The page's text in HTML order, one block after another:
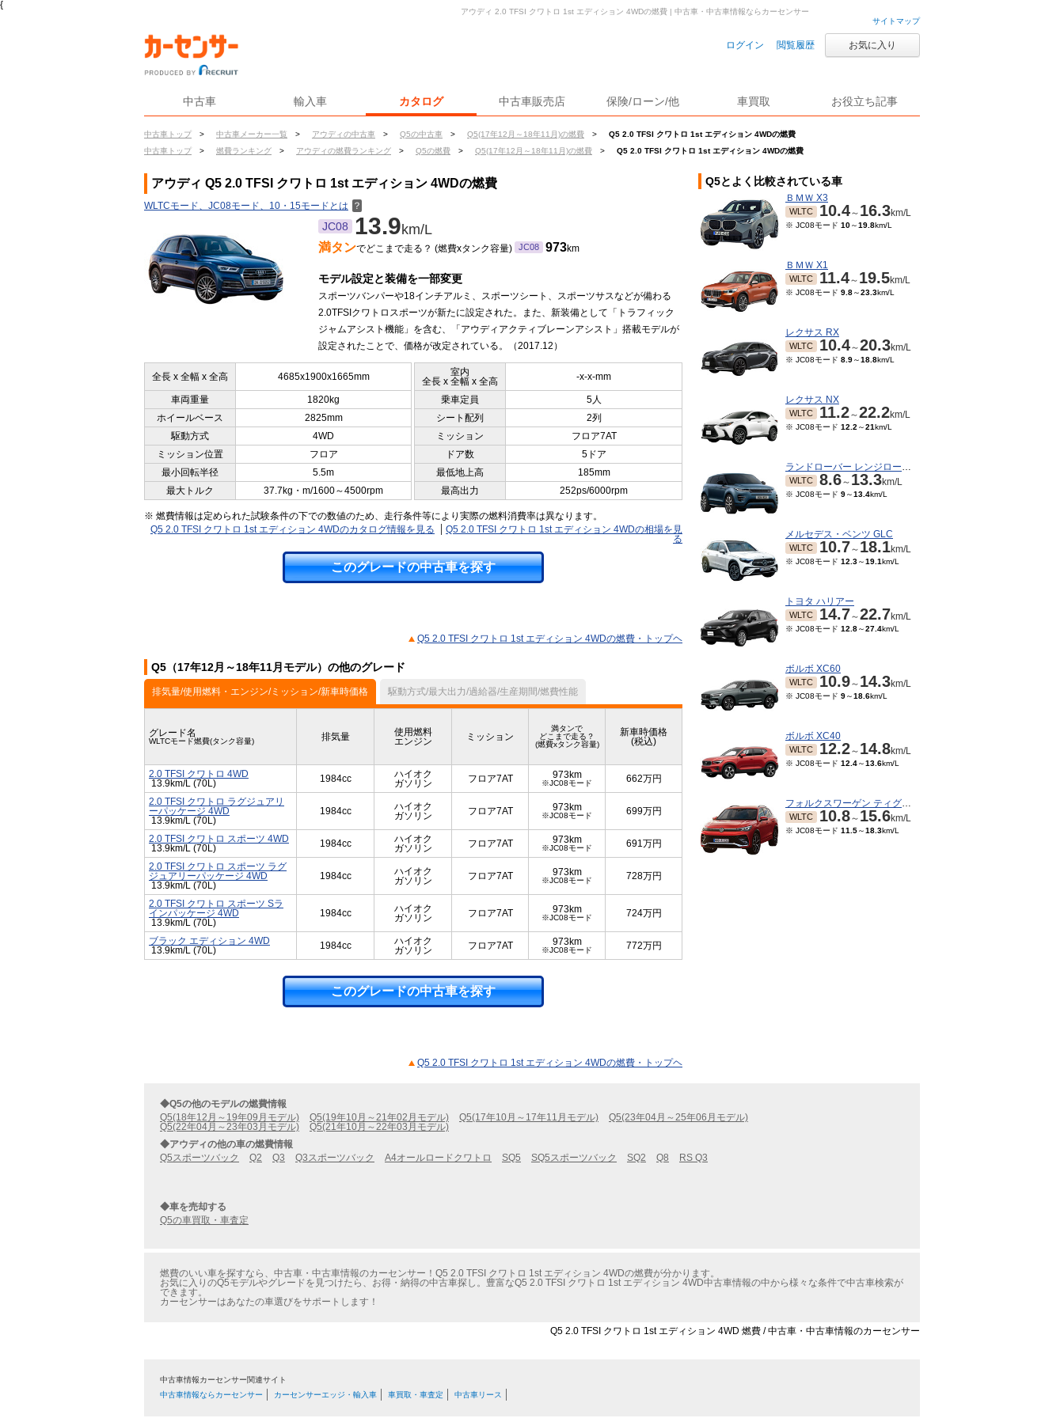
{
サイトマップ
ログイン 閲覧履歴 お気に入り
中古車 輸入車 カタログ 中古車販売店 保険/ローン/他 車買取 お役立ち記事
中古車トップ > 中古車メーカー一覧 > アウディの中古車 > Q5の中古車 > Q5(17年12月～18年11月)の燃費 >
Q5 2.0 TFSI クワトロ 1st エディション 4WDの燃費
中古車トップ
> 燃費ランキング > アウディの燃費ランキング > Q5の燃費 > Q5(17年12月～18年11月)の燃費 > Q5 2.0 TFSI クワトロ 1st エディション 4WDの燃費
アウディ 2.0 TFSI クワトロ 1st エディション 4WDの燃費 | 中古車・中古車情報ならカーセンサー
アウディ Q5 2.0 TFSI クワトロ 1st エディション 4WDの燃費
WLTCモード、JC08モード、10・15モードとは ？
JC08 13.9km/L
満タンでどこまで走る？ (燃費xタンク容量) JC08 973km
モデル設定と装備を一部変更
スポーツバンパーや18インチアルミ、スポーツシート、スポーツサスなどが備わる
2.0TFSIクワトロスポーツが新たに設定された。また、新装備として「トラフィック
ジャムアシスト機能」を含む、「アウディアクティブレーンアシスト」搭載モデルが
設定されたことで、価格が改定されている。（2017.12）
全長 x 全幅 x 全高 4685x1900x1665mm
室内
全長 x 全幅 x 全高
-x-x-mm
車両重量 1820kg 乗車定員
5人
ホイールベース
2825mm シート配列
2列
駆動方式
4WD ミッション
フロア7AT
ミッション位置
フロア ドア数
5ドア
最小回転半径
5.5m 最低地上高
185mm
最大トルク
37.7kg・m/1600～4500rpm 最高出力 252ps/6000rpm
※ 燃費情報は定められた試験条件の下での数値のため、走行条件等により実際の燃料消費率は異なります。
Q5 2.0 TFSI クワトロ 1st エディション 4WDのカタログ情報を見る
Q5 2.0 TFSI クワトロ 1st エディション 4WDの相場を見
る
このグレードの中古車を探す
Q5 2.0 TFSI クワトロ 1st エディション 4WDの燃費・トップヘ
Q5（17年12月～18年11月モデル）の他のグレード
排気量/使用燃料・エンジン/ミッション/新車時価格 駆動方式/最大出力/過給器/生産期間/燃費性能
グレード名
WLTCモード燃費(タンク容量) 排気量
使用燃料
エンジン
ミッション
満タンで
どこまで走る？
(燃費xタンク容量)
新車時価格
(税込)
2.0 TFSI クワトロ 4WD
13.9km/L (70L)
1984cc
ハイオク
ガソリン
フロア7AT 973km
※JC08モード 662万円
2.0 TFSI クワトロ ラグジュアリ
ーパッケージ 4WD
13.9km/L (70L)
1984cc
ハイオク
ガソリン
フロア7AT 973km
※JC08モード 699万円
2.0 TFSI クワトロ スポーツ 4WD
13.9km/L (70L)
1984cc
ハイオク
ガソリン
フロア7AT 973km
※JC08モード 691万円
2.0 TFSI クワトロ スポーツ ラグ
ジュアリーパッケージ 4WD
13.9km/L (70L)
1984cc
ハイオク
ガソリン
フロア7AT 973km
※JC08モード 728万円
2.0 TFSI クワトロ スポーツ Sラ
インパッケージ 4WD
13.9km/L (70L)
1984cc
ハイオク
ガソリン
フロア7AT 973km
※JC08モード 724万円
ブラック エディション 4WD
13.9km/L (70L)
1984cc
ハイオク
ガソリン
フロア7AT 973km
※JC08モード 772万円
このグレードの中古車を探す
Q5 2.0 TFSI クワトロ 1st エディション 4WDの燃費・トップヘ
Q5とよく比較されている車
ＢＭＷ X3
WLTC 10.4～ 16.3km/L
※ JC08モード 10～19.8km/L
ＢＭＷ X1
WLTC 11.4～ 19.5km/L
※ JC08モード 9.8～23.3km/L
レクサス RX
WLTC 10.4～20.3km/L
※ JC08モード 8.9～18.8km/L
レクサス NX
WLTC 11.2～22.2km/L
※ JC08モード 12.2 ～21km/L
ランドローバー レンジローバーイヴォーク
WLTC 8.6～ 13.3km/L
※ JC08モード 9～13.4km/L
メルセデス・ベンツ GLC
WLTC 10.7～ 18.1km/L
※ JC08モード 12.3～19.1km/L
トヨタ ハリアー
WLTC 14.7～22.7km/L
※ JC08モード 12.8～27.4km/L
ボルボ XC60
WLTC 10.9～ 14.3km/L
※ JC08モード 9～18.6km/L
ボルボ XC40
WLTC 12.2～ 14.8km/L
※ JC08モード 12.4～13.6km/L
フォルクスワーゲン ティグアン
WLTC 10.8～ 15.6km/L
※ JC08モード 11.5～18.3km/L
◆Q5の他のモデルの燃費情報
Q5(18年12月～19年09月モデル)
Q5(19年10月～21年02月モデル) Q5(17年10月～17年11月モデル)
Q5(23年04月～25年06月モデル)
Q5(22年04月～23年03月モデル)
Q5(21年10月～22年03月モデル)
◆アウディの他の車の燃費情報
Q5スポーツバック
Q2 Q3 Q3スポーツバック A4オールロードクワトロ SQ5 SQ5スポーツバック SQ2 Q8 RS Q3
◆車を売却する
Q5の車買取・車査定
燃費のいい車を探すなら、中古車・中古車情報のカーセンサー！Q5 2.0 TFSI クワトロ 1st エディション 4WDの燃費が分かります。
お気に入りのQ5モデルやグレードを見つけたら、お得・納得の中古車探し。豊富なQ5 2.0 TFSI クワトロ 1st エディション 4WD中古車情報の中から様々な条件で中古車検索が
できます。
カーセンサーはあなたの車選びをサポートします！
Q5 2.0 TFSI クワトロ 1st エディション 4WD 燃費 / 中古車・中古車情報のカーセンサー
中古車情報カーセンサー関連サイト
中古車情報ならカーセンサー
カーセンサーエッジ・輸入車 車買取・車査定 中古車リース